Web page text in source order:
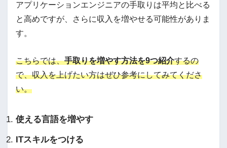
アプリケーションエンジニアの手取りは平均と比べる
と高めですが、さらに収入を増やせる可能性がありま
す。
こちらでは、手取りを増やす方法を9つ紹介するの
で、収入を上げたい方はぜひ参考にしてみてくださ
い。
使える言語を増やす
ITスキルをつける